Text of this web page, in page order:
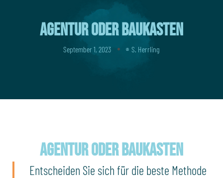
Agentur oder Baukasten
September 1, 2023 S. Herrling
Agentur oder Baukasten
Entscheiden Sie sich für die beste Methode